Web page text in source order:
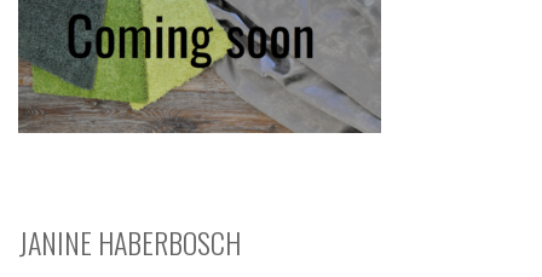
JANINE HABERBOSCH